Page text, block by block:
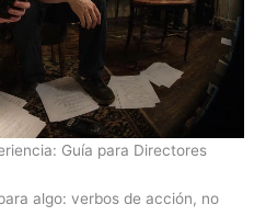
Guía para Directores
algo: verbos de acción, no